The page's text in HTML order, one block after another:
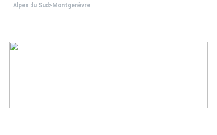
Alpes du Sud > Montgenèvre